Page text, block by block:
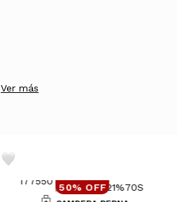
Ver más
50% OFF